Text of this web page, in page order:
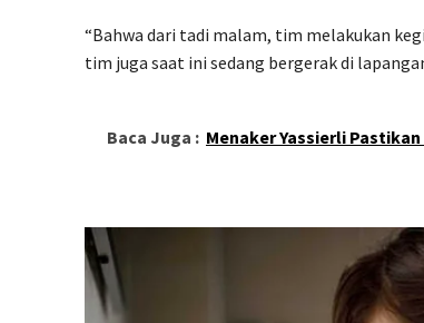
“Bahwa dari tadi malam, tim melakukan
tim juga saat ini sedang bergerak di
Baca Juga : Menaker Yassierli